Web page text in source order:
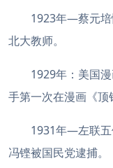
1923年—蔡元培
北大教师。
1929年：美国
手第一次在漫画《顶
1931年—左联五
冯铿被国民党逮捕。